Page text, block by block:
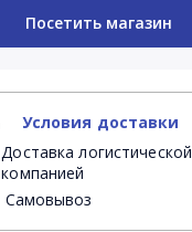
Посетить магазин
Условия доставки
Доставка логистической
компанией
Самовывоз